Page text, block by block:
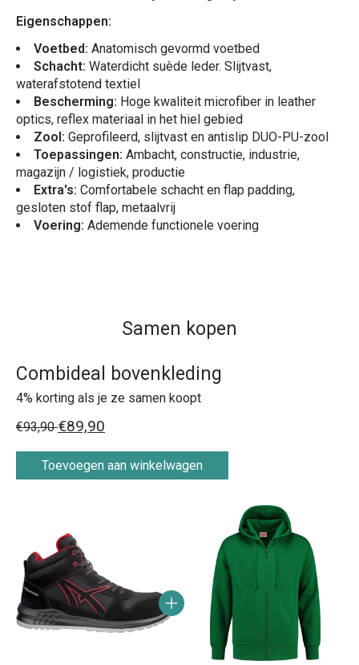
Eigenschappen:
Voetbed: Anatomisch gevormd voetbed
Schacht: Waterdicht suède leder. Slijtvast,
waterafstotend textiel
Bescherming: Hoge kwaliteit microfiber in leather
optics, reflex materiaal in het hiel gebied
Zool: Geprofileerd, slijtvast en antislip DUO-PU-zool
Toepassingen: Ambacht, constructie, industrie,
magazijn / logistiek, productie
Extra's: Comfortabele schacht en flap padding,
gesloten stof flap, metaalvrij
Voering: Ademende functionele voering
Samen kopen
Combideal bovenkleding
4% korting als je ze samen koopt
€93,90€89,90
Toevoegen aan winkelwagen